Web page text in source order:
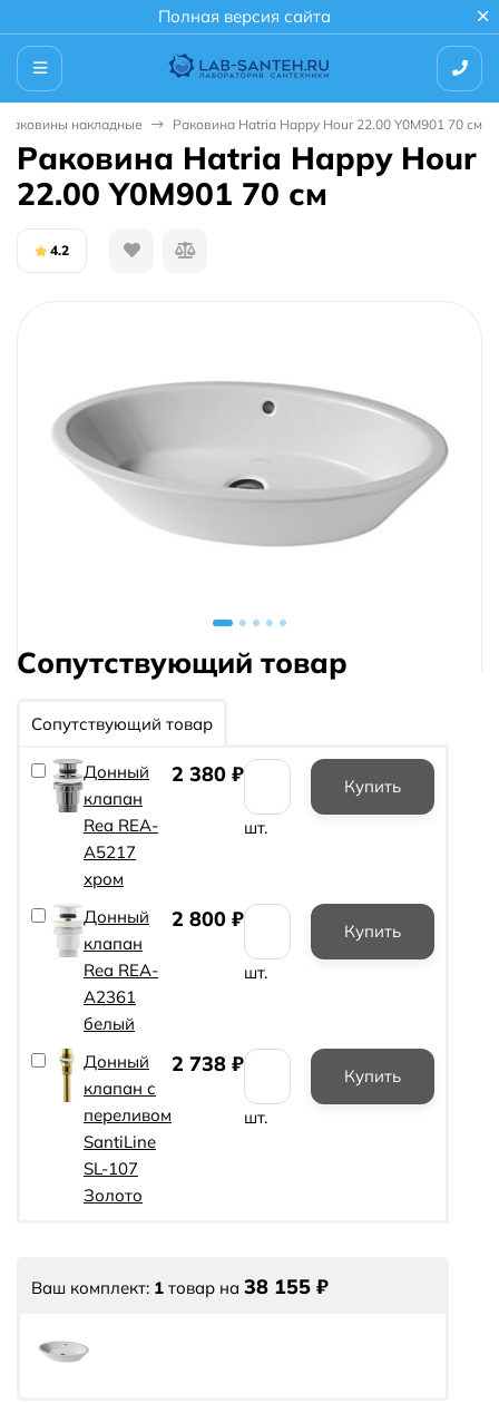
Полная версия сайта
Раковины накладные Раковина Hatria Happy Hour 22.00 Y0M901 70 см
Раковина Hatria Happy Hour
22.00 Y0M901 70 см
4.2
Сопутствующий товар
Сопутствующий товар
Донный
клапан
Rea REA-
A5217
хром
2 380 ₽
шт.
Донный
клапан
Rea REA-
A2361
белый
2 800 ₽
шт.
Донный
клапан с
переливом
SantiLine
SL-107
Золото
2 738 ₽
шт.
Ваш комплект: 1 товар на 38 155 ₽